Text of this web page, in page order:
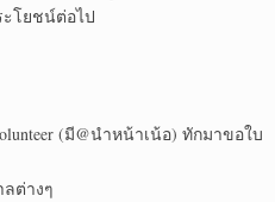
โยชน์ต่อไป
(มี@นำหน้าเน้อ) ทักมาขอใบ
ต่างๆ